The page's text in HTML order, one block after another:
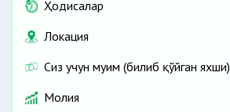
Ҳодисалар
Локация
Сиз учун муҳим (билиб қўйган яхши)
Молия